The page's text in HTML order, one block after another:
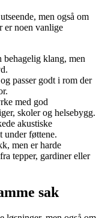
men også om
er noen vanlige
behagelig klang, men
passer godt i rom der
med god
skoler og helsebygg.
akustiske
under føttene.
men er harde
tepper, gardiner eller
sak